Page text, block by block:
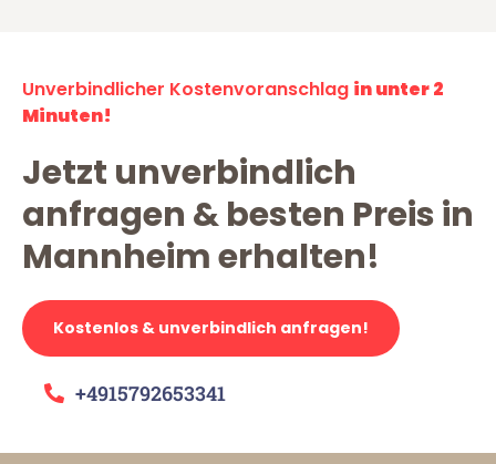
Unverbindlicher Kostenvoranschlag in unter 2
Minuten!
Jetzt unverbindlich
anfragen & besten Preis in
Mannheim erhalten!
Kostenlos & unverbindlich anfragen!
+4915792653341